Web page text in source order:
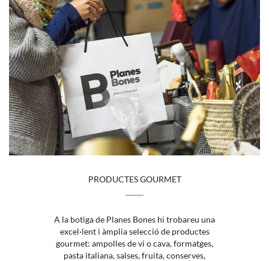
PRODUCTES GOURMET
A la botiga de Planes Bones hi trobareu una
excel·lent i àmplia selecció de productes
gourmet: ampolles de vi o cava, formatges,
pasta italiana, salses, fruita, conserves,